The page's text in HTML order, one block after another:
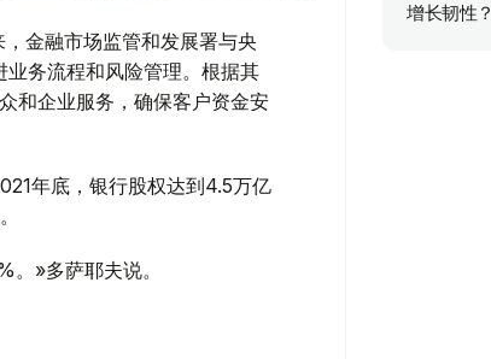
金融市场监管和发展署与央
务流程和风险管理。根据其
和企业服务，确保客户资金安
年底，银行股权达到4.5万亿
»多萨耶夫说。
增长韧性？